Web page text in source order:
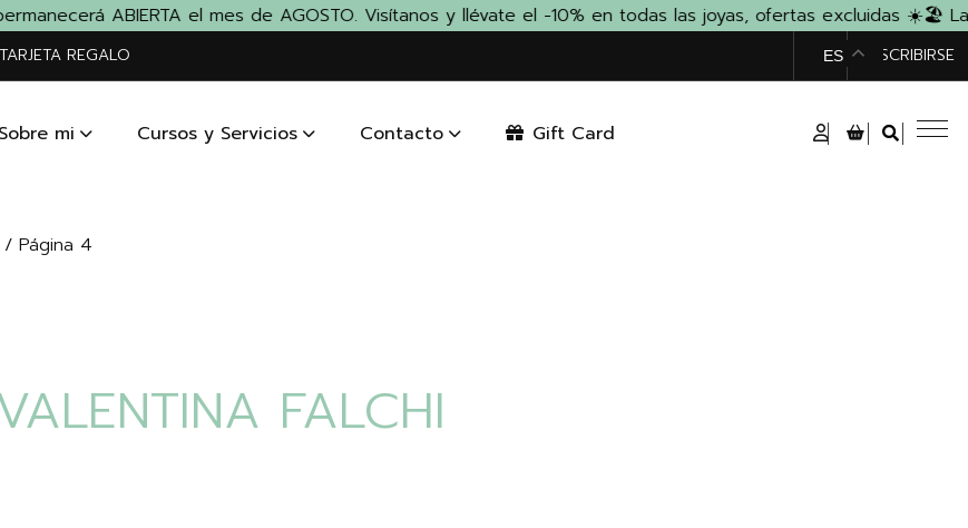
ABIERTA el mes de AGOSTO. Visítanos y llévate el -10% en todas las joyas, ofertas excluidas ☀️ 🏖️ La
TARJETA REGALO ES
TIENDASUSCRIBIRSE
Sobre mi Cursos y Servicios Contacto Gift Card
/ Página 4
FALCHI